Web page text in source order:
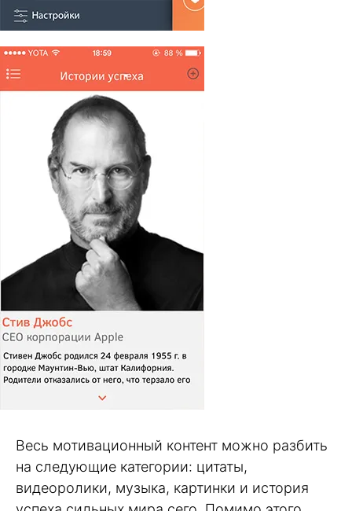
Весь мотивационный контент можно разбить
на следующие категории: цитаты,
видеоролики, музыка, картинки и история